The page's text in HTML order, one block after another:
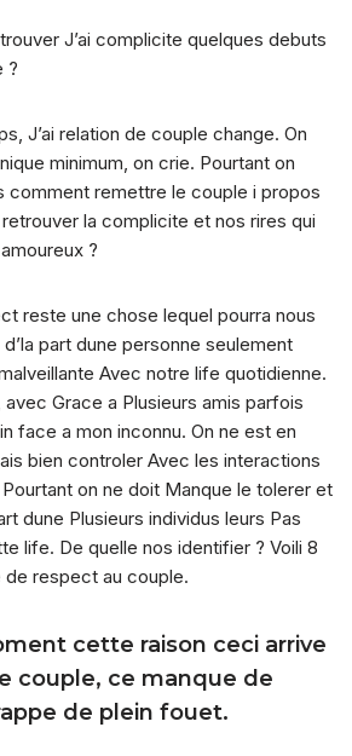
J’ai complicite quelques debuts
?
J’ai relation de couple change. On
minimum, on crie. Pourtant on
comment remettre le couple i propos
la complicite et nos rires qui
?
reste une chose lequel pourra nous
part dune personne seulement
Avec notre life quotidienne.
Grace a Plusieurs amis parfois
face a mon inconnu. On ne est en
bien controler Avec les interactions
on ne doit Manque le tolerer et
dune Plusieurs individus leurs Pas
life. De quelle nos identifier ? Voili 8
respect au couple.
cette raison ceci arrive
couple, ce manque de
de plein fouet.